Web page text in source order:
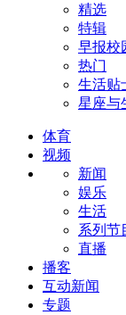
精选
特辑
早报校
热门
生活贴
星座与
体育
视频
新闻
娱乐
生活
系列节
直播
播客
互动新闻
专题